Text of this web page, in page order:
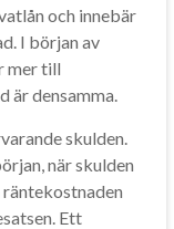
och innebär
I början av
mer till
är densamma.
skulden.
när skulden
Ett